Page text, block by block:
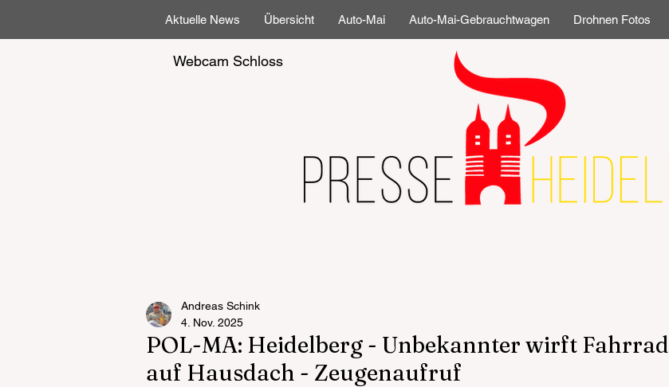
Aktuelle News Übersicht Auto-Mai Auto-Mai-Gebrauchtwagen Drohnen Fotos
Webcam Schloss
POL-MA: Heidelberg - Unbekannter wirft Fahrrad
auf Hausdach - Zeugenaufruf
Andreas Schink
4. Nov. 2025